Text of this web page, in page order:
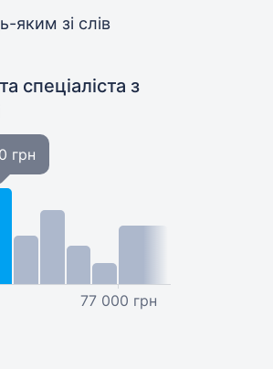
яким зі слів
спеціаліста з
грн
77 000 грн